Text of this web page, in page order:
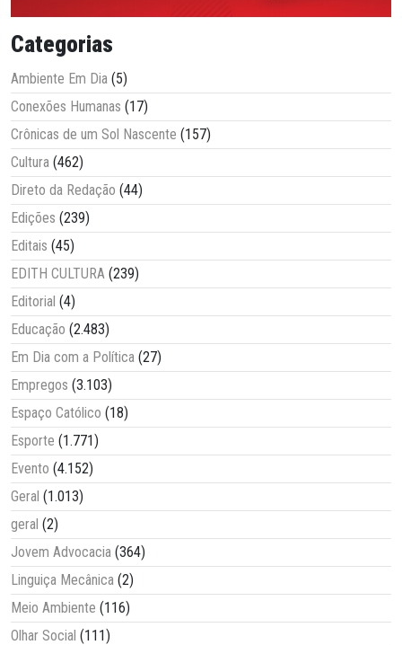
Categorias
Ambiente Em Dia (5)
Conexões Humanas (17)
Crônicas de um Sol Nascente (157)
Cultura (462)
Direto da Redação (44)
Edições (239)
Editais (45)
EDITH CULTURA (239)
Editorial (4)
Educação (2.483)
Em Dia com a Política (27)
Empregos (3.103)
Espaço Católico (18)
Esporte (1.771)
Evento (4.152)
Geral (1.013)
geral (2)
Jovem Advocacia (364)
Linguiça Mecânica (2)
Meio Ambiente (116)
Olhar Social (111)